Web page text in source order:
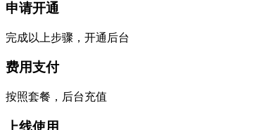
申请开通
完成以上步骤，开通后台
费用支付
按照套餐，后台充值
上线使用